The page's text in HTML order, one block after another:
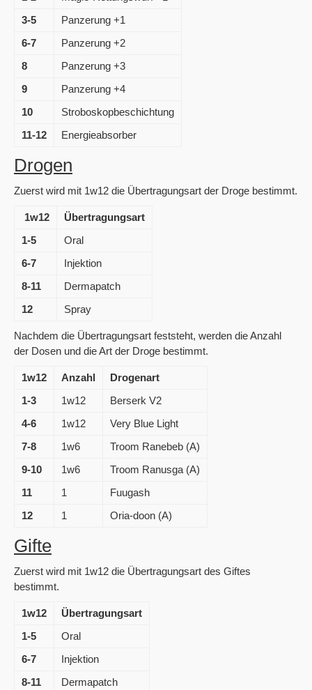
3-5
Panzerung +1
6-7
Panzerung +2
8
Panzerung +3
9
Panzerung +4
10
Stroboskopbeschichtung
11-12
Energieabsorber
Drogen
Zuerst wird mit 1w12 die Übertragungsart der Droge bestimmt.
1w12
Übertragungsart
1-5
Oral
6-7
Injektion
8-11
Dermapatch
12
Spray
Nachdem die Übertragungsart feststeht, werden die Anzahl
der Dosen und die Art der Droge bestimmt.
1w12 Anzahl
Drogenart
1-3
1w12
Berserk V2
4-6
1w12
Very Blue Light
7-8
1w6
Troom Ranebeb (A)
9-10
1w6
Troom Ranusga (A)
11
1
Fuugash
12
1 Oria-doon (A)
Gifte
Zuerst wird mit 1w12 die Übertragungsart des Giftes
bestimmt.
1w12
Übertragungsart
1-5
Oral
6-7
Injektion
8-11
Dermapatch